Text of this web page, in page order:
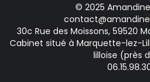
© 2025
30c Rue des Moissons, 59520
Cabinet situé à Marquette-lez-
lilloise (près